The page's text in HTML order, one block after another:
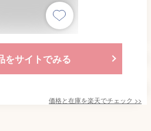
をサイトでみる
価格と在庫を楽天でチェック >>